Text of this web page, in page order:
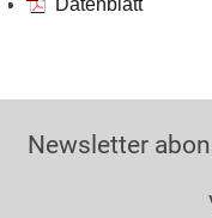
Datenblatt
Newsletter